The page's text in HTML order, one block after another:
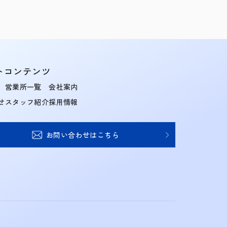
コンテンツ
営業所一覧
スタッフ紹介
会社案内
採用情報
お問い合わせはこちら